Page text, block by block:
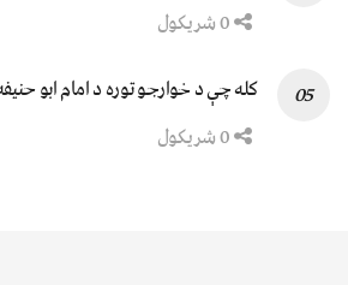
کله چې د خوارجو توره د امام ابو